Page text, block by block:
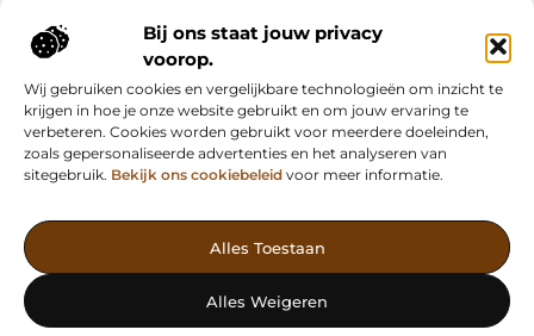
Bij ons staat jouw privacy
voorop.
Wij gebruiken cookies en vergelijkbare technologieën om inzicht te
krijgen in hoe je onze website gebruikt en om jouw ervaring te
verbeteren. Cookies worden gebruikt voor meerdere doeleinden,
zoals gepersonaliseerde advertenties en het analyseren van
sitegebruik. Bekijk ons cookiebeleid voor meer informatie.
Alles Toestaan
Alles Weigeren
Vind Inspiratie, Deel Inzichten
waardevolle artikelen en effectieve advertenties. Ontdek, leer en
deel jouw verhaal vandaag nog!
Onze informatie